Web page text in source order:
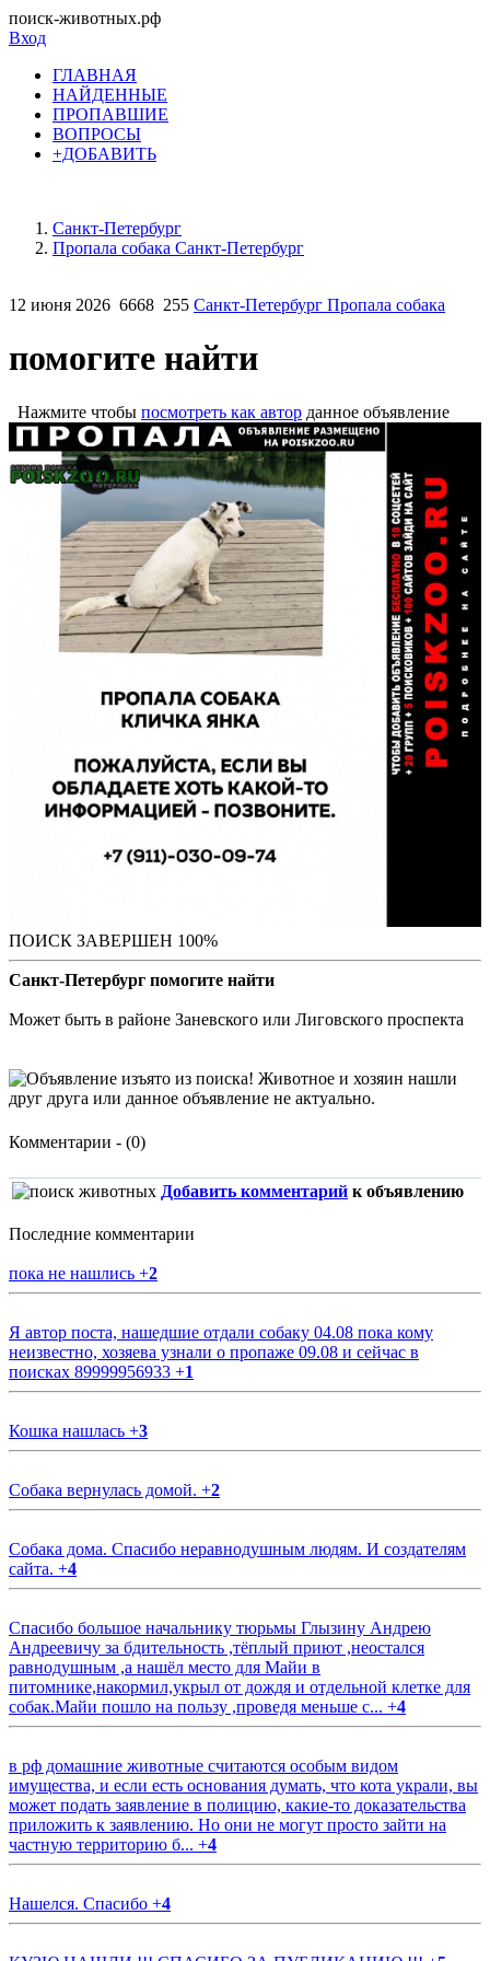
поиск-животных.рф
Вход
ГЛАВНАЯ
НАЙДЕННЫЕ
ПРОПАВШИЕ
ВОПРОСЫ
+ДОБАВИТЬ
Санкт-Петербург
Пропала собака Санкт-Петербург
12 июня 2026 6668 255 Санкт-Петербург Пропала собака
помогите найти
Нажмите чтобы посмотреть как автор данное объявление
ПОИСК ЗАВЕРШЕН 100%
Санкт-Петербург помогите найти
Может быть в районе Заневского или Лиговского проспекта
Комментарии - (0)
Добавить комментарий к объявлению
Последние комментарии
пока не нашлись +2
Я автор поста, нашедшие отдали собаку 04.08 пока кому
неизвестно, хозяева узнали о пропаже 09.08 и сейчас в
поисках 89999956933 +1
Кошка нашлась +3
Собака вернулась домой. +2
Собака дома. Спасибо неравнодушным людям. И создателям
сайта. +4
Спасибо большое начальнику тюрьмы Глызину Андрею
Андреевичу за бдительность ,тёплый приют ,неостался
равнодушным ,а нашёл место для Майи в
питомнике,накормил,укрыл от дождя и отдельной клетке для
собак.Майи пошло на пользу ,проведя меньше с... +4
в рф домашние животные считаются особым видом
имущества, и если есть основания думать, что кота украли, вы
может подать заявление в полицию, какие-то доказательства
приложить к заявлению. Но они не могут просто зайти на
частную территорию б... +4
Нашелся. Спасибо +4